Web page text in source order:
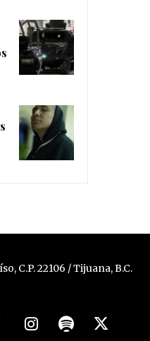
C.P. 22106 / Tijuana, B.C.